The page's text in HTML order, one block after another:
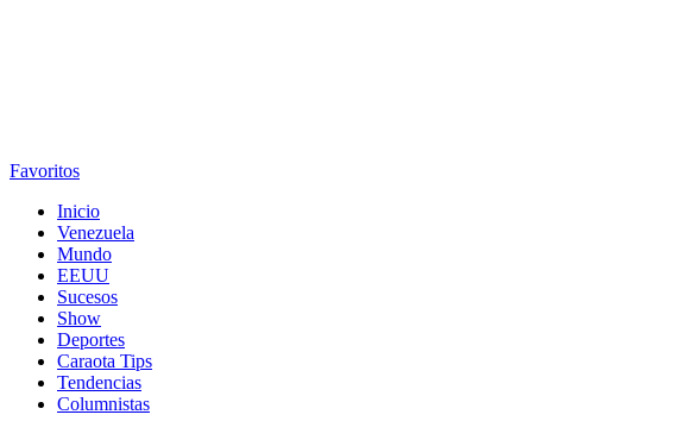
Favoritos
Inicio
Venezuela
Mundo
EEUU
Sucesos
Show
Deportes
Caraota Tips
Tendencias
Columnistas